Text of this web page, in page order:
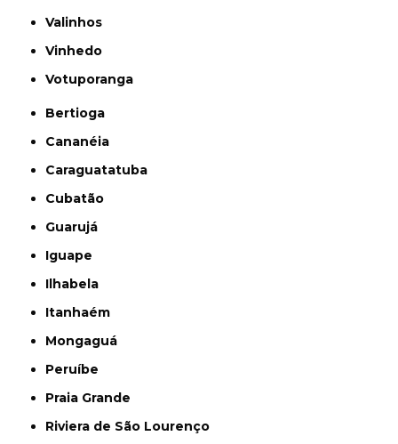
Valinhos
Vinhedo
Votuporanga
Bertioga
Cananéia
Caraguatatuba
Cubatão
Guarujá
Iguape
Ilhabela
Itanhaém
Mongaguá
Peruíbe
Praia Grande
Riviera de São Lourenço